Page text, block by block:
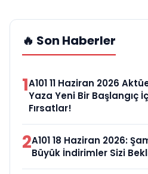
🔥 Son Haberler
1A101 11 Haziran 2026
Yaza Yeni Bir Başlangıç
Fırsatlar!
2A101 18 Haziran 2026:
Büyük İndirimler Sizi